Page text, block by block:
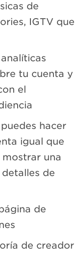
de
IGTV que
tu cuenta y
el
hacer
igual que
una
de
de
de creador